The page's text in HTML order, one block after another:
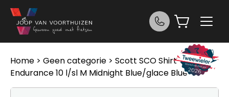
Ga naar de inhoud
Home > Geen categorie > Scott SCO Shirt Ws
Endurance 10 l/sl M Midnight Blue/glace Blue